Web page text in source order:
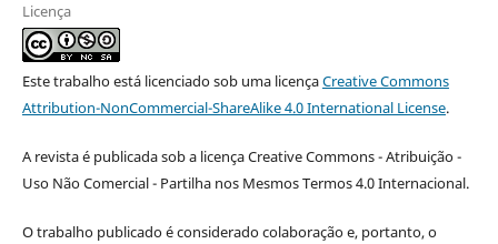
Licença
Este trabalho está licenciado sob uma licençaCreative Commons
Attribution-NonCommercial-ShareAlike 4.0 International License.
A revista é publicada sob a licença Creative Commons - Atribuição -
Uso Não Comercial - Partilha nos Mesmos Termos 4.0 Internacional.
O trabalho publicado é considerado colaboração e, portanto, o